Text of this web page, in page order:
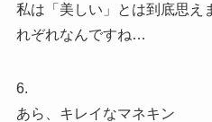
私は「美しい」とは到底思え
れぞれなんですね…
6.
あら、キレイなマネキン